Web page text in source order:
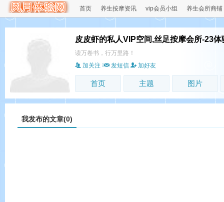
首页 养生按摩资讯 vip会员小组 养生会所商铺
皮皮虾的私人VIP空间,丝足按摩会所-23体
读万卷书，行万里路！
加关注
发短信 加好友
首页 主题 图片
我发布的文章(0)